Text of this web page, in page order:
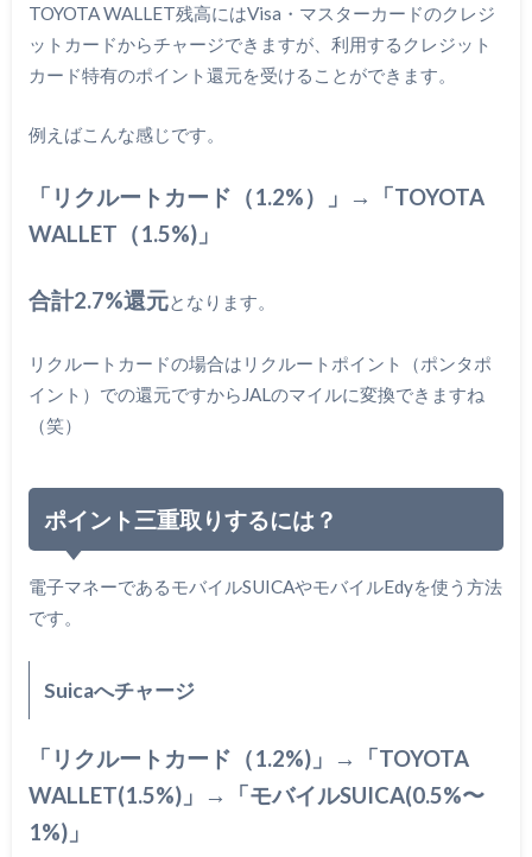
TOYOTA WALLET残高にはVisa・マスターカードのクレジ
ットカードからチャージできますが、利用するクレジット
カード特有のポイント還元を受けることができます。
例えばこんな感じです。
「リクルートカード（1.2%）」→「TOYOTA
WALLET（1.5%)」
合計2.7%還元となります。
リクルートカードの場合はリクルートポイント（ポンタポ
イント）での還元ですからJALのマイルに変換できますね
（笑）
ポイント三重取りするには？
電子マネーであるモバイルSUICAやモバイルEdyを使う方法
です。
Suicaへチャージ
「リクルートカード（1.2%)」→「TOYOTA
WALLET(1.5%)」→「モバイルSUICA(0.5%〜
1%)」